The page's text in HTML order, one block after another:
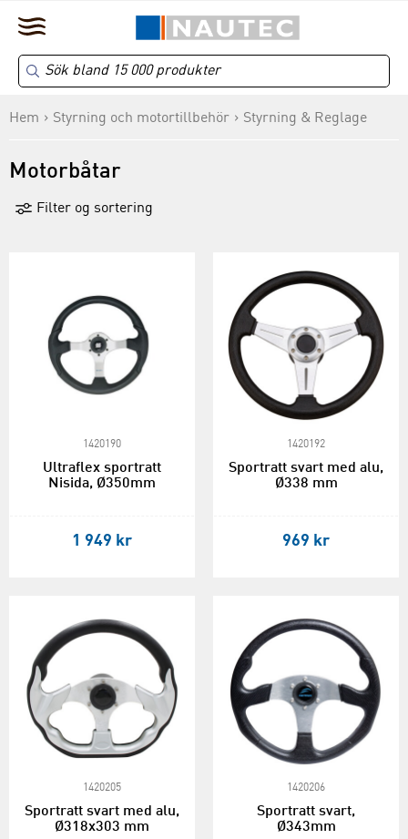
Hem Styrning och motortillbehör Styrning & Reglage
Motorbåtar
Filter og sortering
1420190
Ultraflex sportratt
Nisida, Ø350mm
1 949 kr
1420192
Sportratt svart med alu,
Ø338 mm
969 kr
1420205
Sportratt svart med alu,
Ø318x303 mm
1420206
Sportratt svart,
Ø343mm